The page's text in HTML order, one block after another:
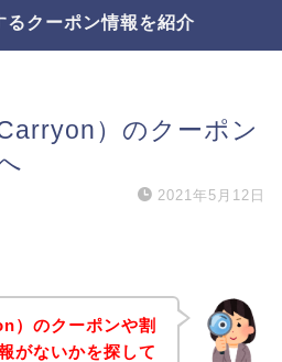
るクーポン情報を紹介
）のクーポン
2021年5月12日
）のクーポンや割
がないかを探して